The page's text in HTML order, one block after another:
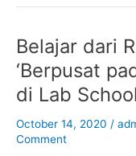
Belajar dari
‘Berpusat
di Lab
October 14, 2020 /
Comment
Belajar
dari
Rumah
(BdR)
yang
‘Berpusat
pada